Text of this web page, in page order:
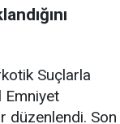
Suçlarla
Emniyet
düzenlendi. Son